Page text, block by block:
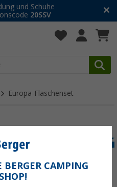
und Schuhe
20SSV
Europa-Flaschenset
CAMPING